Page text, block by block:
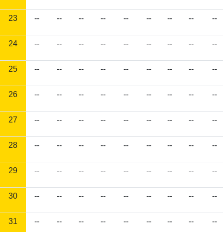
23 -- -- -- -- -- -- -- -- --
24 -- -- -- -- -- -- -- -- --
25 -- -- -- -- -- -- -- -- --
26 -- -- -- -- -- -- -- -- --
27 -- -- -- -- -- -- -- -- --
28 -- -- -- -- -- -- -- -- --
29 -- -- -- -- -- -- -- -- --
30 -- -- -- -- -- -- -- -- --
31 -- -- -- -- -- -- -- -- --